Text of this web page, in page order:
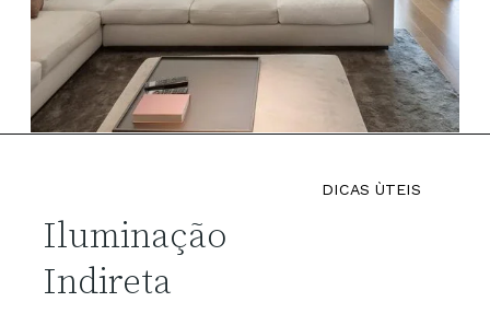
Iluminação
Indireta
DICAS ÙTEIS